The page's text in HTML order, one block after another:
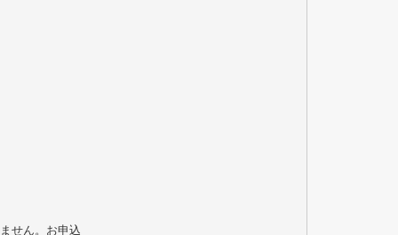
せん。お申込